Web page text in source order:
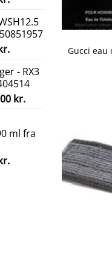
pris
er:
249,95 kr..
Den
pris
er:
186,95 kr..
- RX3
kr.Den
er:
3.777,00 kr..
ml fra
Den